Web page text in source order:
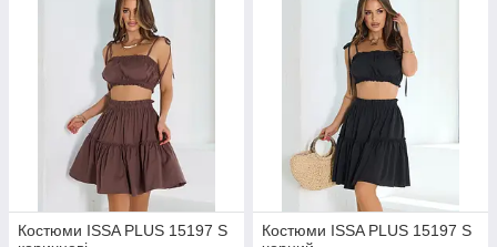
Костюми ISSA PLUS 15197 S
Костюми ISSA PLUS 15197 S